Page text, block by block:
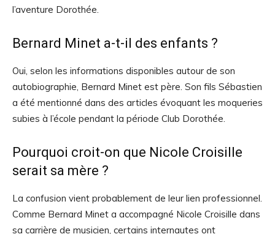
l’aventure Dorothée.
Bernard Minet a-t-il des enfants ?
Oui, selon les informations disponibles autour de son
autobiographie, Bernard Minet est père. Son fils Sébastien
a été mentionné dans des articles évoquant les moqueries
subies à l’école pendant la période Club Dorothée.
Pourquoi croit-on que Nicole Croisille
serait sa mère ?
La confusion vient probablement de leur lien professionnel.
Comme Bernard Minet a accompagné Nicole Croisille dans
sa carrière de musicien, certains internautes ont